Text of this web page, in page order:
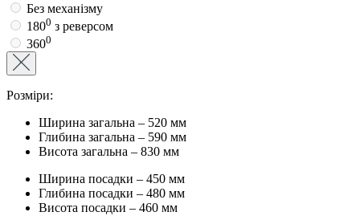
Без механізму
1800 з реверсом
3600
Розміри:
Ширина загальна – 520 мм
Глибина загальна – 590 мм
Висота загальна – 830 мм
Ширина посадки – 450 мм
Глибина посадки – 480 мм
Висота посадки – 460 мм